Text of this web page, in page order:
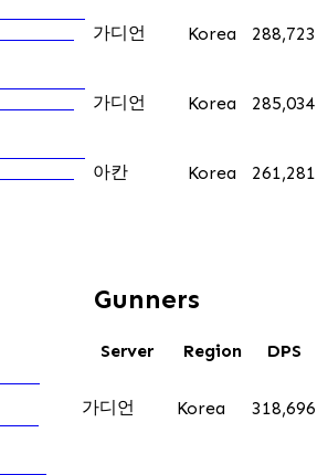
가디언 Korea 288,723
가디언 Korea 285,034
아칸 Korea 261,281
Gunners
Server Region DPS
가디언 Korea 318,696